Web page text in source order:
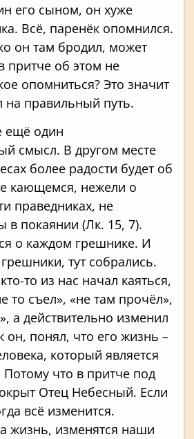
его сыном, он хуже
Всё, паренёк опомнился.
он там бродил, может
притче об этом не
опомниться? Это значит
на правильный путь.
ещё один
смысл. В другом месте
более радости будет об
кающемся, нежели о
праведниках, не
покаянии (Лк. 15, 7).
о каждом грешнике. И
тут собрались.
то из нас начал каяться,
то съел», «не там прочёл»,
а действительно изменил
он, понял, что его жизнь –
который является
что в притче под
Отец Небесный. Если
всё изменится.
жизнь, изменятся наши